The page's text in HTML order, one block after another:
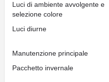
Luci di ambiente avvolgente e
selezione colore
Luci diurne
Manutenzione principale
Pacchetto invernale